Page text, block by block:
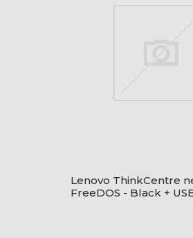
Lenovo ThinkCentre
FreeDOS - Black +